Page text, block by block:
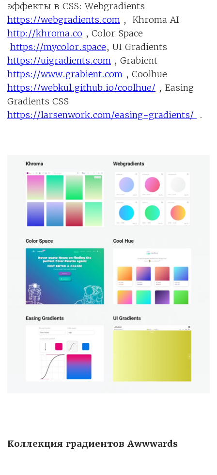
эффекты в CSS: Webgradients
https://webgradients.com , Khroma AI
http://khroma.co , Color Space
https://mycolor.space, UI Gradients
https://uigradients.com , Grabient
https://www.grabient.com , Coolhue
https://webkul.github.io/coolhue/ , Easing
Gradients CSS
https://larsenwork.com/easing-gradients/
.
Коллекция градиентов Awwwards